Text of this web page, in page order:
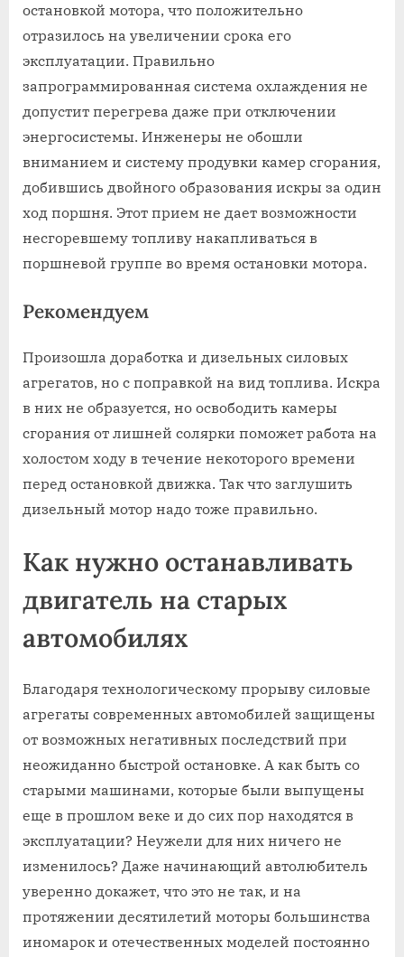
остановкой мотора, что положительно
отразилось на увеличении срока его
эксплуатации. Правильно
запрограммированная система охлаждения не
допустит перегрева даже при отключении
энергосистемы. Инженеры не обошли
вниманием и систему продувки камер сгорания,
добившись двойного образования искры за один
ход поршня. Этот прием не дает возможности
несгоревшему топливу накапливаться в
поршневой группе во время остановки мотора.
Рекомендуем
Произошла доработка и дизельных силовых
агрегатов, но с поправкой на вид топлива. Искра
в них не образуется, но освободить камеры
сгорания от лишней солярки поможет работа на
холостом ходу в течение некоторого времени
перед остановкой движка. Так что заглушить
дизельный мотор надо тоже правильно.
Как нужно останавливать
двигатель на старых
автомобилях
Благодаря технологическому прорыву силовые
агрегаты современных автомобилей защищены
от возможных негативных последствий при
неожиданно быстрой остановке. А как быть со
старыми машинами, которые были выпущены
еще в прошлом веке и до сих пор находятся в
эксплуатации? Неужели для них ничего не
изменилось? Даже начинающий автолюбитель
уверенно докажет, что это не так, и на
протяжении десятилетий моторы большинства
иномарок и отечественных моделей постоянно